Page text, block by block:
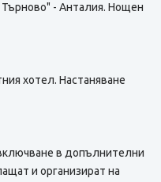
- Анталия. Нощен
хотел. Настаняване
в допълнителни
и организират на